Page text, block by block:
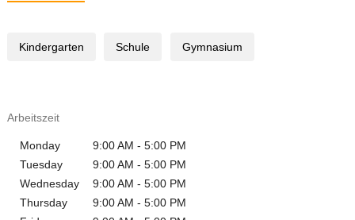
Kindergarten Schule Gymnasium
Arbeitszeit
Monday
9:00 AM - 5:00 PM
Tuesday
9:00 AM - 5:00 PM
Wednesday
9:00 AM - 5:00 PM
Thursday
9:00 AM - 5:00 PM